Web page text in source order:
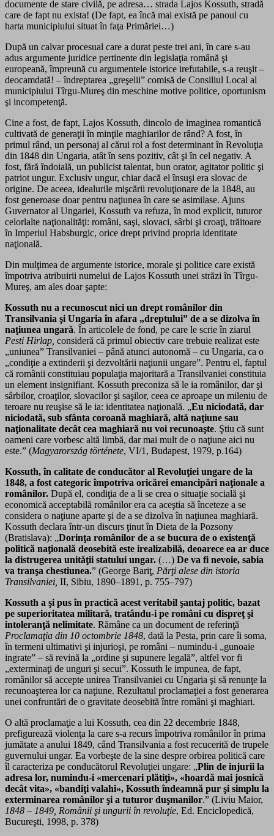
documente de stare civilă, pe adresa… strada Lajos Kossuth, stradă
care de fapt nu exista! (De fapt, ea încă mai există pe panoul cu
harta municipiului situat în faţa Primăriei…)
După un calvar procesual care a durat peste trei ani, în care s-au
adus argumente juridice pertinente din legislaţia română şi
europeană, împreună cu argumentele istorice irefutabile, s-a reuşit –
deocamdată! – îndreptarea „greşelii” comisă de Consiliul Local al
municipiului Tîrgu-Mureş din meschine motive politice, oportunism
şi incompetenţă.
Cine a fost, de fapt, Lajos Kossuth, dincolo de imaginea romantică
cultivată de generaţii în minţile maghiarilor de rând? A fost, în
primul rând, un personaj al cărui rol a fost determinant în Revoluţia
din 1848 din Ungaria, atât în sens pozitiv, cât şi în cel negativ. A
fost, fără îndoială, un publicist talentat, bun orator, agitator politic şi
patriot ungur. Exclusiv ungur, chiar dacă el însuşi era slovac de
origine. De aceea, idealurile mişcării revoluţionare de la 1848, au
fost generoase doar pentru naţiunea în care se asimilase. Ajuns
Guvernator al Ungariei, Kossuth va refuza, în mod explicit, tuturor
celorlalte naţionalităţi: români, saşi, slovaci, sârbi şi croaţi, trăitoare
în Imperiul Habsburgic, orice drept privind propria identitate
naţională.
Din mulţimea de argumente istorice, morale şi politice care există
împotriva atribuirii numelui de Lajos Kossuth unei străzi în Tîrgu-
Mureş, am ales doar şapte:
Kossuth nu a recunoscut nici un drept românilor din
Transilvania şi Ungaria în afara „dreptului” de a se dizolva în
naţiunea ungară. În articolele de fond, pe care le scrie în ziarul
Pesti Hirlap, consideră că primul obiectiv care trebuie realizat este
„uniunea” Transilvaniei – până atunci autonomă – cu Ungaria, ca o
„condiţie a extinderii şi dezvoltării naţiunii ungare”. Pentru el, faptul
că românii constituiau populaţia majoritară a Transilvaniei constituia
un element insignifiant. Kossuth preconiza să le ia românilor, dar şi
sârbilor, croaţilor, slovacilor şi saşilor, ceea ce aproape un mileniu de
teroare nu reuşise să le ia: identitatea naţională. „Eu niciodată, dar
niciodată, sub sfânta coroană maghiară, altă naţiune sau
naţionalitate decât cea maghiară nu voi recunoaşte. Ştiu că sunt
oameni care vorbesc altă limbă, dar mai mult de o naţiune aici nu
este.” (Magyarország története, VI/1, Budapest, 1979, p.164)
Kossuth, în calitate de conducător al Revoluţiei ungare de la
1848, a fost categoric împotriva oricărei emancipări naţionale a
românilor. După el, condiţia de a li se crea o situaţie socială şi
economică acceptabilă românilor era ca aceştia să înceteze a se
considera o naţiune aparte şi de a se dizolva în naţiunea maghiară.
Kossuth declara într-un discurs ţinut în Dieta de la Pozsony
(Bratislava): „Dorinţa românilor de a se bucura de o existenţă
politică naţională deosebită este irealizabilă, deoarece ea ar duce
la distrugerea unităţii statului ungar. (…) De va fi nevoie, sabia
va tranşa chestiunea.” (George Bariţ, Părţi alese din istoria
Transilvaniei, II, Sibiu, 1890–1891, p. 755–797)
Kossuth a şi pus în practică acest veritabil şantaj politic, bazat
pe superioritatea militară, tratându-i pe români cu dispreţ şi
intoleranţă nelimitate. Rămâne ca un document de referinţă
Proclamaţia din 10 octombrie 1848, dată la Pesta, prin care îi soma,
în termeni ultimativi şi injurioşi, pe români – numindu-i „gunoaie
ingrate” – să revină la „ordine şi supunere legală”, altfel vor fi
„exterminaţi de unguri şi secui”. Kossuth le impunea, de fapt,
românilor să accepte unirea Transilvaniei cu Ungaria şi să renunţe la
recunoaşterea lor ca naţiune. Rezultatul proclamaţiei a fost generarea
unei confruntări de o gravitate deosebită între români şi maghiari.
O altă proclamaţie a lui Kossuth, cea din 22 decembrie 1848,
prefigurează violenţa la care s-a recurs împotriva românilor în prima
jumătate a anului 1849, când Transilvania a fost recucerită de trupele
guvernului ungar. Ea vorbeşte de la sine despre orbirea politică care
îl caracteriza pe conducătorul Revoluţiei ungare: „Plin de injurii la
adresa lor, numindu-i «mercenari plătiţi», «hoardă mai josnică
decât vita», «bandiţi valahi», Kossuth îndeamnă pur şi simplu la
exterminarea românilor şi a tuturor duşmanilor.” (Liviu Maior,
1848 – 1849, Românii şi ungurii în revoluţie, Ed. Enciclopedică,
Bucureşti, 1998, p. 378)